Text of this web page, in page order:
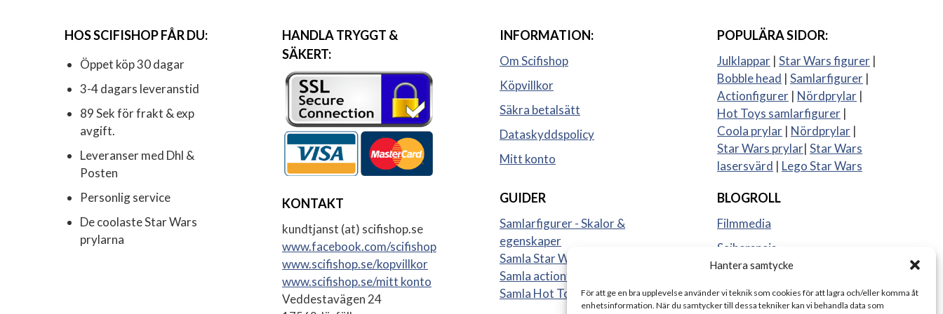
Hantera samtycke
För att ge en bra upplevelse använder vi teknik som cookies för att lagra och/eller komma åt
enhetsinformation. När du samtycker till dessa tekniker kan vi behandla data som
HOS SCIFISHOP FÅR DU:
Öppet köp 30 dagar
3-4 dagars leveranstid
89 Sek för frakt & exp
avgift.
Leveranser med Dhl &
Posten
Personlig service
De coolaste Star Wars
prylarna
HANDLA TRYGGT &
SÄKERT:
KONTAKT
kundtjanst (at) scifishop.se
www.facebook.com/scifishop
www.scifishop.se/kopvillkor
www.scifishop.se/mitt konto
Veddestavägen 24
INFORMATION:
Om Scifishop
Köpvillkor
Säkra betalsätt
Dataskyddspolicy
Mitt konto
GUIDER
Samlarfigurer - Skalor &
egenskaper
Samla Star Wars figurer
Samla actionfigurer
Samla Hot Toys
POPULÄRA SIDOR:
Julklappar | Star Wars figurer |
Bobble head | Samlarfigurer |
Actionfigurer | Nördprylar |
Hot Toys samlarfigurer |
Coola prylar | Nördprylar |
Star Wars prylar| Star Wars
lasersvärd | Lego Star Wars
BLOGROLL
Filmmedia
Sajberspejs
Strange things